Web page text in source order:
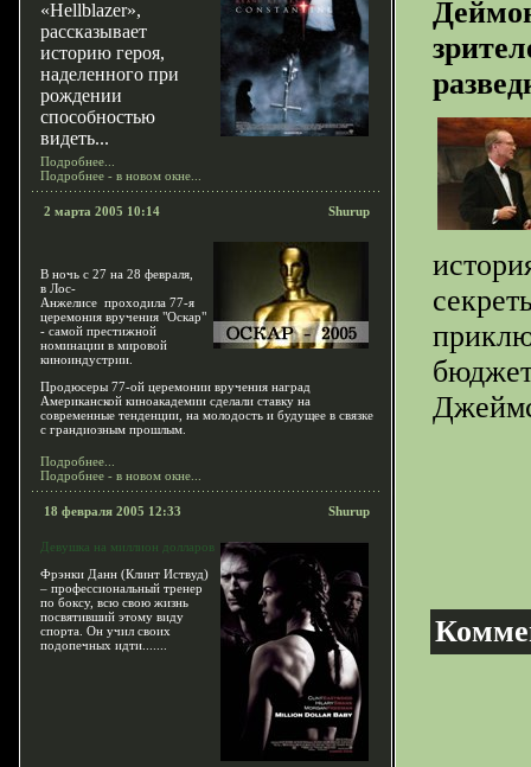
«Hellblazer»,
рассказывает
историю героя,
наделенного при
рождении
способностью
видеть...
Подробнее...
Подробнее - в новом окне...
2 марта 2005 10:14 Shurup
В ночь с 27 на 28 февраля,
в Лос-
Анжелисе проходила 77-я
церемония вручения "Оскар"
- самой престижной
номинации в мировой
киноиндустрии.
Продюсеры 77-ой церемонии вручения наград
Американской киноакадемии сделали ставку на
современные тенденции, на молодость и будущее в связке
с грандиозным прошлым.
Подробнее...
Подробнее - в новом окне...
18 февраля 2005 12:33 Shurup
Девушка на миллион долларов
Фрэнки Данн (Клинт Иствуд)
– профессиональный тренер
по боксу, всю свою жизнь
посвятивший этому виду
спорта. Он учил своих
подопечных идти.......